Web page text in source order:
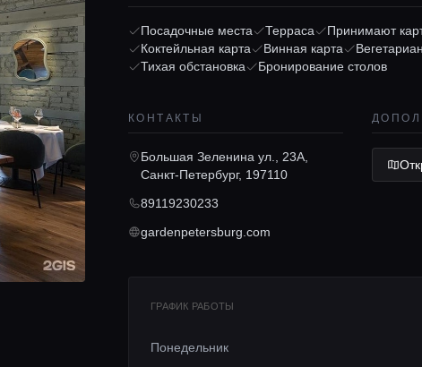
Посадочные места Терраса Принимают
Коктейльная карта
Винная карта
Тихая обстановка
Бронирование столов
КОНТАКТЫ
Большая Зеленина ул., 23А,
Санкт-Петербург, 197110
89119230233
gardenpetersburg.com
ГРАФИК РАБОТЫ
Понедельник